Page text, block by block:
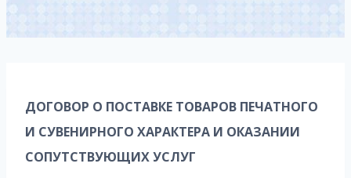
ДОГОВОР О ПОСТАВКЕ ТОВАРОВ ПЕЧАТНОГО
И СУВЕНИРНОГО ХАРАКТЕРА И ОКАЗАНИИ
СОПУТСТВУЮЩИХ УСЛУГ